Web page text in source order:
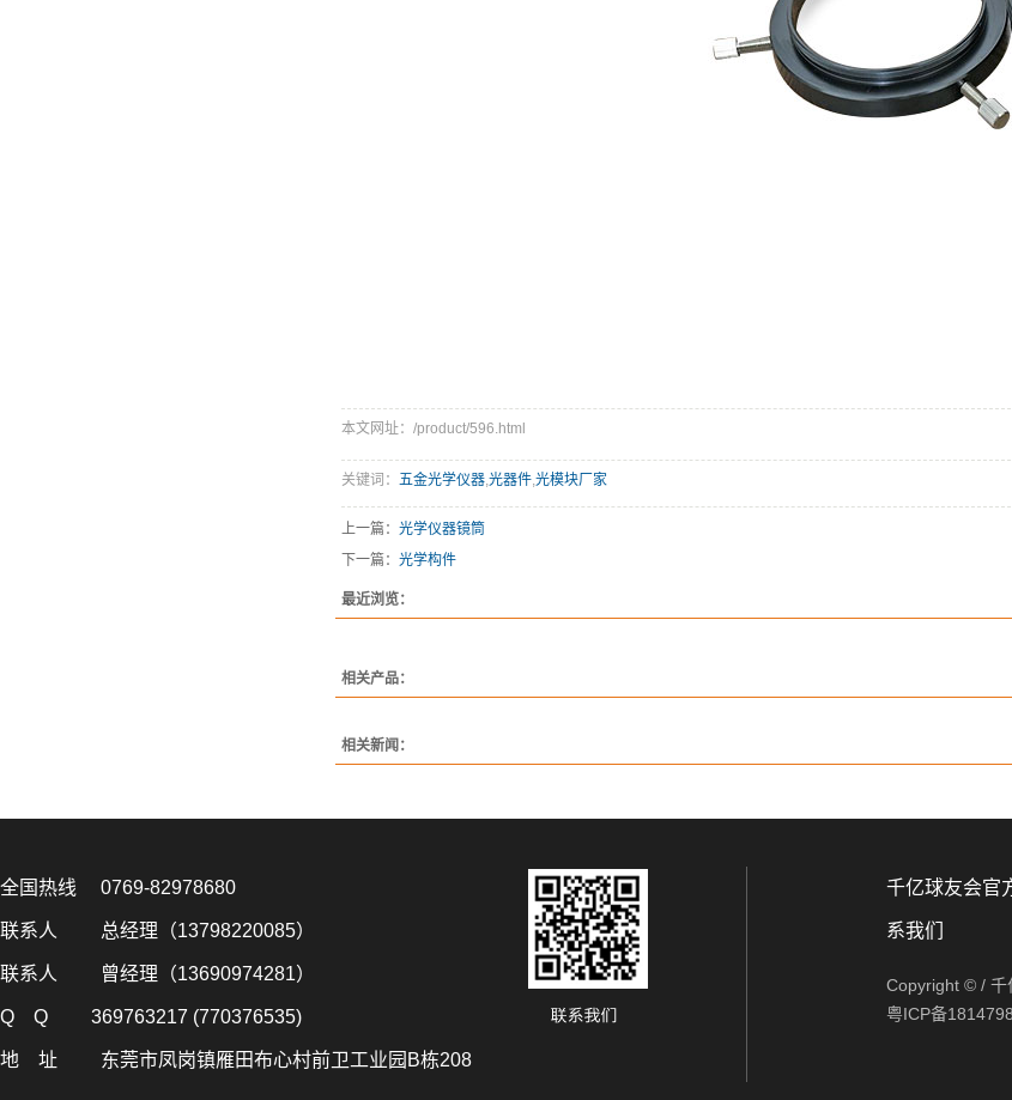
本文网址：/product/596.html
关键词： 五金光学仪器,光器件,光模块厂家
上一篇： 光学仪器镜筒
下一篇： 光学构件
最近浏览：
相关产品：
相关新闻：
全国热线 0769-82978680
联系人 总经理（13798220085）
联系人 曾经理（13690974281）
Q Q 369763217 (770376535)
地 址 东莞市凤岗镇雁田布心村前卫工业园B栋208
千亿球友会官
系我们
Copyright © / 千
粤ICP备